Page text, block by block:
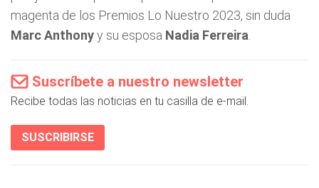
magenta de los Premios Lo Nuestro 2023, sin duda
Marc Anthonyy su esposa Nadia Ferreira
Suscríbete a nuestro newsletter
Recibe todas las noticias en tu casilla de e-mail.
SUSCRIBIRSE